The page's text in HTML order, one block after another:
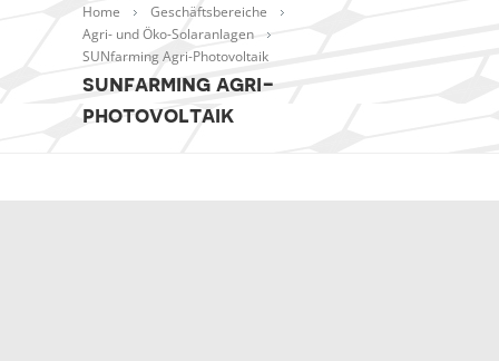
Home
Geschäftsbereiche
Agri- und Öko-Solaranlagen
SUNfarming Agri-Photovoltaik
sunfarming agri-
photovoltaik